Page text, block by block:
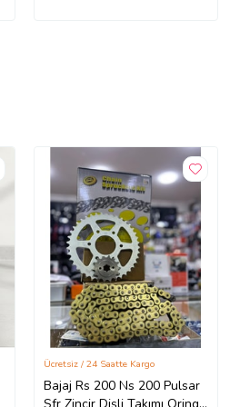
Bajaj Rs 200 Ns 200 Pulsar
Ücretsiz / 24 Saatte Kargo